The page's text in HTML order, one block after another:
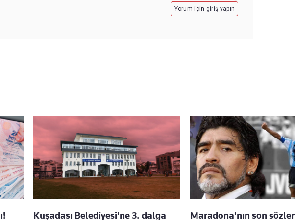
Yorum için giriş yapın
Kuşadası Belediyesi'ne 3. dalga Maradona'nın son